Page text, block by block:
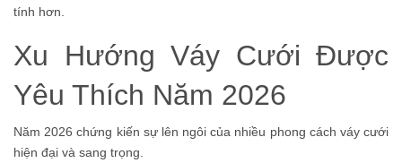
tính hơn.
Xu Hướng Váy Cưới Được
Yêu Thích Năm 2026
Năm 2026 chứng kiến sự lên ngôi của nhiều phong cách váy cưới
hiện đại và sang trọng.